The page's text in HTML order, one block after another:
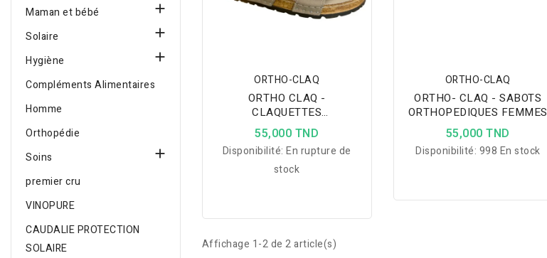
Maman et bébé

Solaire 
Hygiène 
Compléments Alimentaires
Homme
Orthopédie
Soins

premier cru
VINOPURE
CAUDALIE PROTECTION
SOLAIRE
ORTHO-CLAQ
ORTHO CLAQ -
CLAQUETTES
ORTHOPEDIQUES BEIGES
AVEC ATTACHES
55,000 TND
Disponibilité:En rupture de
stock
ORTHO-CLAQ
ORTHO- CLAQ - SABOTS
ORTHOPEDIQUES FEMMES
55,000 TND
Disponibilité: 998 En stock
Affichage 1-2 de 2 article(s)